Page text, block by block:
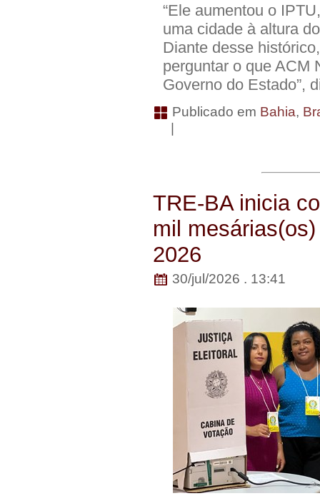
“Ele aumentou o
uma cidade à altura
Diante desse
perguntar o que ACM
Governo do Estado”,
Publicado em Bahia,
|
TRE-BA inicia
mil
2026
30/jul/2026 . 13:41